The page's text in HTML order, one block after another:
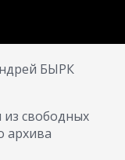
БЫРК
свободных
архива